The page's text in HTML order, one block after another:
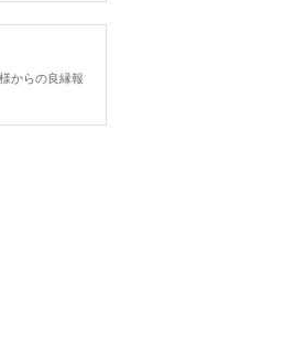
からの良縁報